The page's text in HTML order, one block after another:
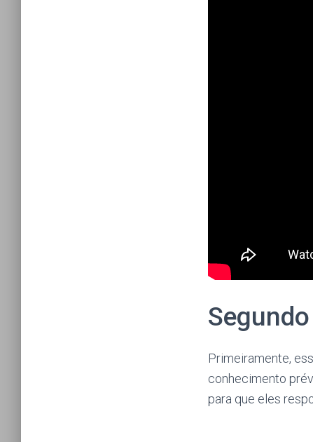
Primeiramente,
conhecimento
para que eles